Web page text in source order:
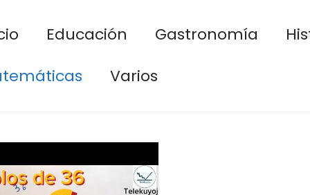
Educación Gastronomía
Varios